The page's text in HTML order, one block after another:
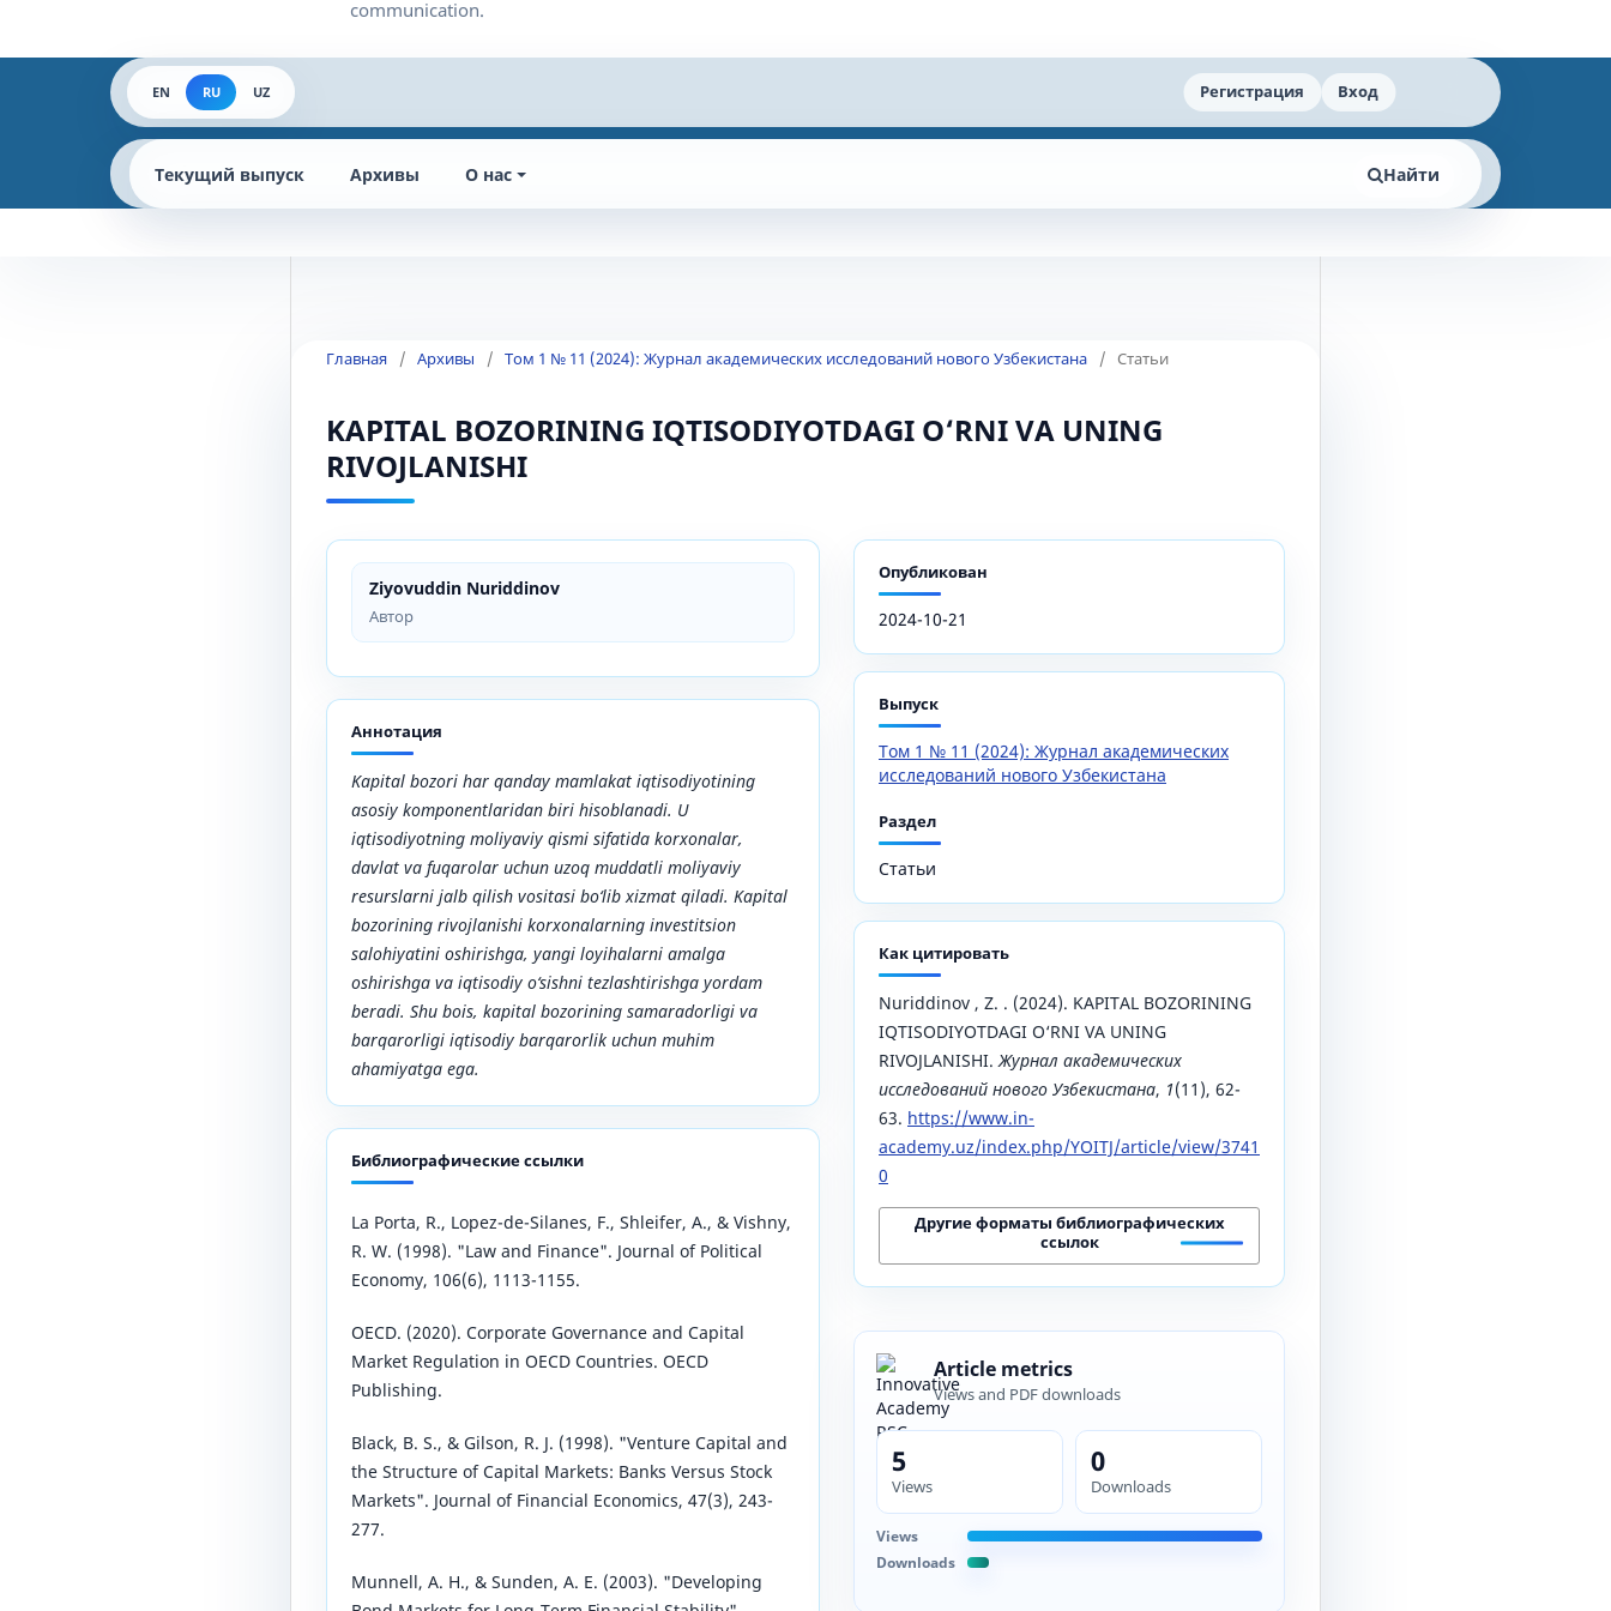
EN RU UZ Регистрация Вход
Текущий выпуск Архивы О нас Найти
Главная / Архивы / Том 1 № 11 (2024): Журнал академических исследований нового Узбекистана / Статьи
KAPITAL BOZORINING IQTISODIYOTDAGI O‘RNI VA UNING
RIVOJLANISHI
Ziyovuddin Nuriddinov
Автор
Аннотация
Kapital bozori har qanday mamlakat iqtisodiyotining
asosiy komponentlaridan biri hisoblanadi. U
iqtisodiyotning moliyaviy qismi sifatida korxonalar,
davlat va fuqarolar uchun uzoq muddatli moliyaviy
resurslarni jalb qilish vositasi bo‘lib xizmat qiladi. Kapital
bozorining rivojlanishi korxonalarning investitsion
salohiyatini oshirishga, yangi loyihalarni amalga
oshirishga va iqtisodiy o‘sishni tezlashtirishga yordam
beradi. Shu bois, kapital bozorining samaradorligi va
barqarorligi iqtisodiy barqarorlik uchun muhim
ahamiyatga ega.
Библиографические ссылки
La Porta, R., Lopez-de-Silanes, F., Shleifer, A., & Vishny,
R. W. (1998). "Law and Finance". Journal of Political
Economy, 106(6), 1113-1155.
OECD. (2020). Corporate Governance and Capital
Market Regulation in OECD Countries. OECD
Publishing.
Black, B. S., & Gilson, R. J. (1998). "Venture Capital and
the Structure of Capital Markets: Banks Versus Stock
Markets". Journal of Financial Economics, 47(3), 243-
277.
Munnell, A. H., & Sunden, A. E. (2003). "Developing
Опубликован
2024-10-21
Выпуск
Том 1 № 11 (2024): Журнал академических
исследований нового Узбекистана
Раздел
Статьи
Как цитировать
Nuriddinov , Z. . (2024). KAPITAL BOZORINING
IQTISODIYOTDAGI O‘RNI VA UNING
RIVOJLANISHI.Журнал академических
исследований нового Узбекистана, 1(11), 62-
63. https://www.in-
academy.uz/index.php/YOITJ/article/view/3741
0
Другие форматы библиографических
ссылок
Article metrics
Views and PDF downloads
5
Views
0
Downloads
Views
Downloads